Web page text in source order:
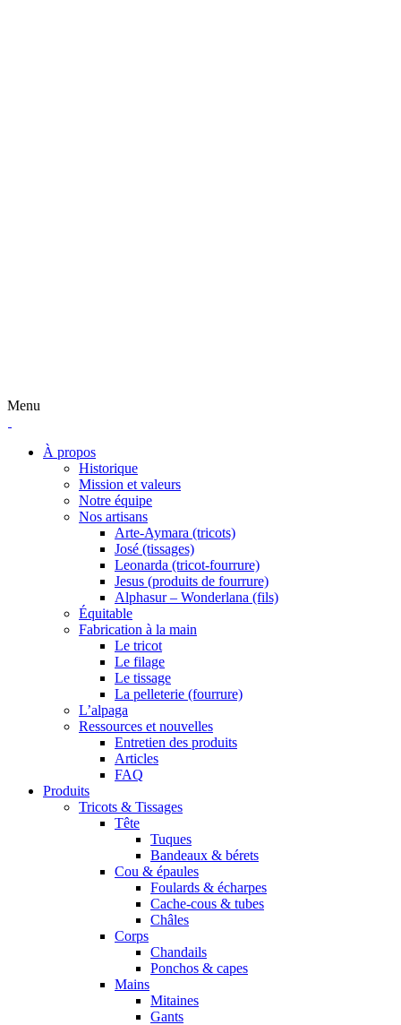
Menu
À propos
Historique
Mission et valeurs
Notre équipe
Nos artisans
Arte-Aymara (tricots)
José (tissages)
Leonarda (tricot-fourrure)
Jesus (produits de fourrure)
Alphasur – Wonderlana (fils)
Équitable
Fabrication à la main
Le tricot
Le filage
Le tissage
La pelleterie (fourrure)
L’alpaga
Ressources et nouvelles
Entretien des produits
Articles
FAQ
Produits
Tricots & Tissages
Tête
Tuques
Bandeaux & bérets
Cou & épaules
Foulards & écharpes
Cache-cous & tubes
Châles
Corps
Chandails
Ponchos & capes
Mains
Mitaines
Gants